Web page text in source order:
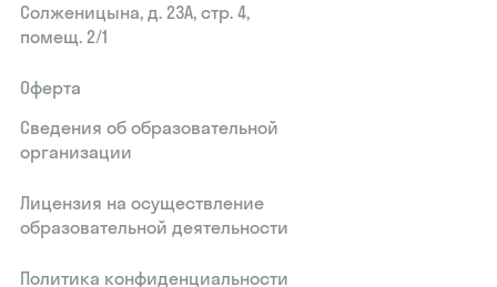
Солженицына, д. 23А, стр. 4,
помещ. 2/1
Оферта
Сведения об образовательной
организации
Лицензия на осуществление
образовательной деятельности
Политика конфиденциальности